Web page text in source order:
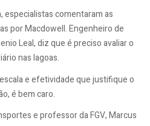
especialistas comentaram as
por Macdowell. Engenheiro de
Leal, diz que é preciso avaliar o
nas lagoas.
e efetividade que justifique o
é bem caro.
e professor da FGV, Marcus